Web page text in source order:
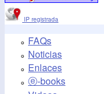
IP registrada
FAQs
Noticias
Enlaces
ⓔ-books